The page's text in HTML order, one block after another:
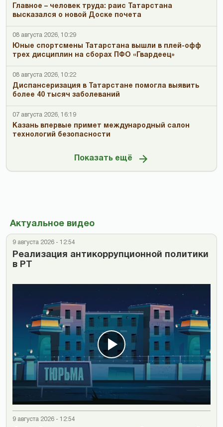
Главное – человек труда: раис Татарстана
высказался о новой Доске почета
08 августа 2026, 10:29
Юные спортсмены Татарстана вышли в плей-офф
трех дисциплин на сборах ПФО «Гвардеец»
08 августа 2026, 10:22
Диспансеризация в Татарстане помогла выявить
более 40 тысяч заболеваний
07 августа 2026, 16:19
Казань впервые примет международный салон
технологий безопасности
Показать ещё
Актуальное видео
9 августа 2026 - 12:54
Реализация антикоррупционной политики
в РТ
9 августа 2026 - 12:54